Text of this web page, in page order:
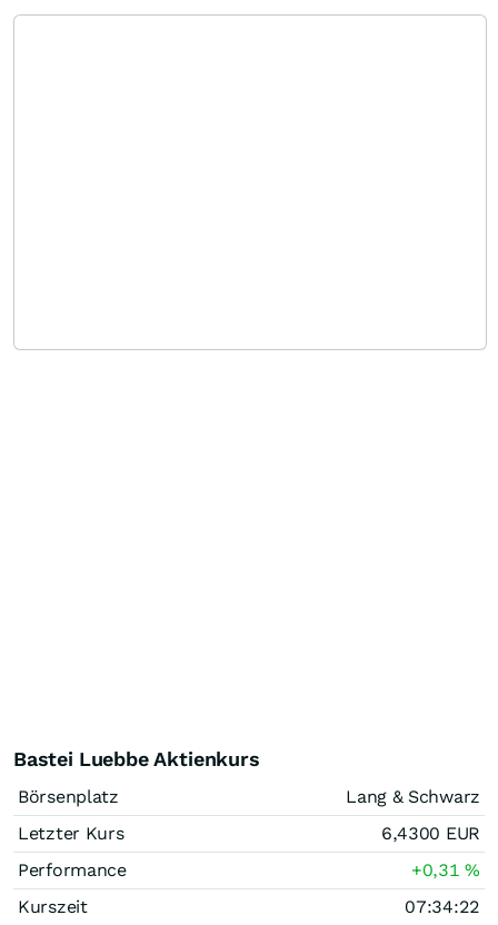
Bastei Luebbe Aktienkurs
Börsenplatz
Lang & Schwarz
Letzter Kurs
6,4300 EUR
Performance
+0,31%
Kurszeit
07:34:22